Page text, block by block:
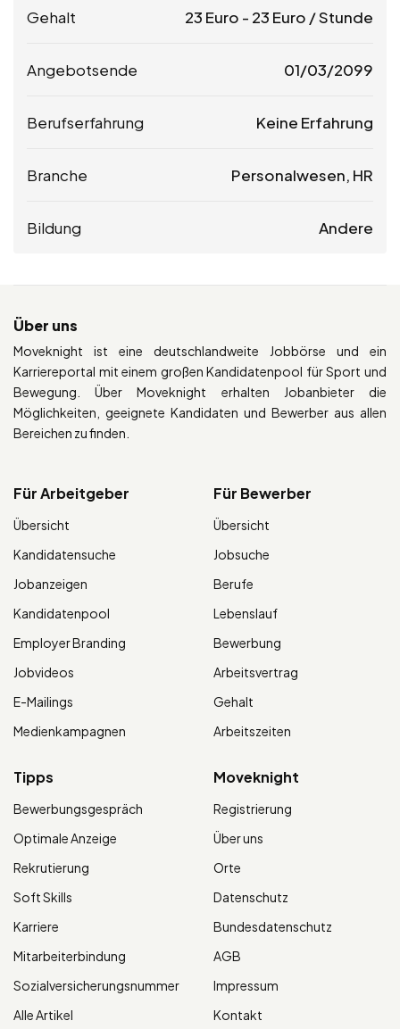
Gehalt 23 Euro - 23 Euro / Stunde
Angebotsende 01/03/2099
Berufserfahrung Keine Erfahrung
Branche Personalwesen, HR
Bildung Andere
Über uns
Moveknight ist eine deutschlandweite Jobbörse und ein
Karriereportal mit einem großen Kandidatenpool für Sport und
Bewegung. Über Moveknight erhalten Jobanbieter die
Möglichkeiten, geeignete Kandidaten und Bewerber aus allen
Bereichen zu finden.
Für Arbeitgeber
Übersicht
Kandidatensuche
Jobanzeigen
Kandidatenpool
Employer Branding
Jobvideos
E-Mailings
Medienkampagnen
Für Bewerber
Übersicht
Jobsuche
Berufe
Lebenslauf
Bewerbung
Arbeitsvertrag
Gehalt
Arbeitszeiten
Tipps
Bewerbungsgespräch
Optimale Anzeige
Rekrutierung
Soft Skills
Karriere
Mitarbeiterbindung
Sozialversicherungsnummer
Alle Artikel
Moveknight
Registrierung
Über uns
Orte
Datenschutz
Bundesdatenschutz
AGB
Impressum
Kontakt